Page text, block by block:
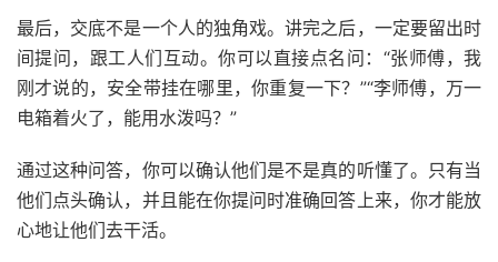
最后，交底不是一个人的独角戏。讲完之后，一定要留出时
间提问，跟工人们互动。你可以直接点名问：“张师傅，我
刚才说的，安全带挂在哪里，你重复一下？”“李师傅，万一
电箱着火了，能用水泼吗？”
通过这种问答，你可以确认他们是不是真的听懂了。只有当
他们点头确认，并且能在你提问时准确回答上来，你才能放
心地让他们去干活。